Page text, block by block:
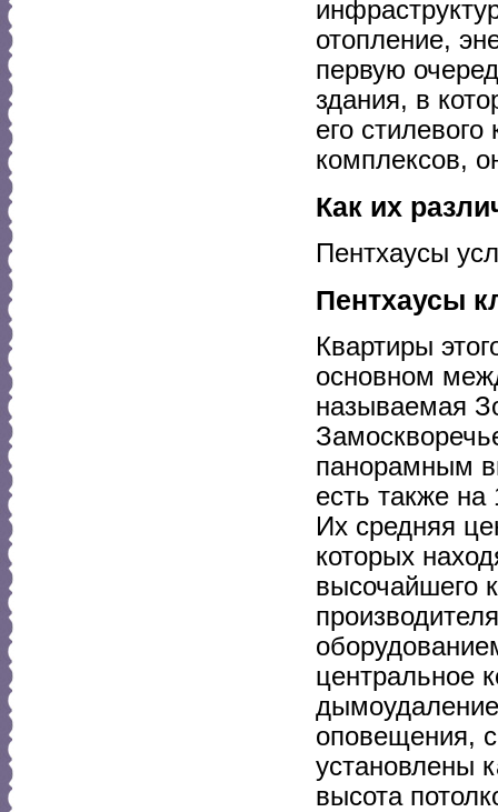
отопление,
первую
здания, в
его
комплексов,
Как их
Пентхаусы
Пентхаусы
Квартиры
основном
называемая
панорамным
есть также на
Их средняя
которых
высочайшего
центральное
оповещения,
установлены
высота